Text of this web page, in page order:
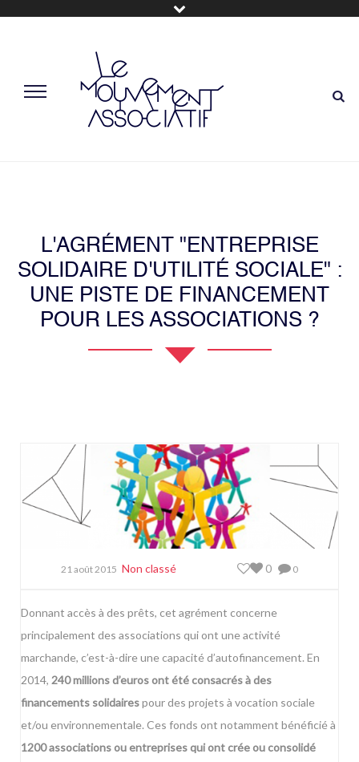
L'AGRÉMENT "ENTREPRISE
SOLIDAIRE D'UTILITÉ SOCIALE" :
UNE PISTE DE FINANCEMENT
POUR LES ASSOCIATIONS ?
21 août 2015 Non classé 0
0
Donnant accès à des prêts, cet agrément concerne
principalement des associations qui ont une activité
marchande, c’est-à-dire une capacité d’autofinancement. En
2014, 240 millions d’euros ont été consacrés à des
financements solidairespour des projets à vocation sociale
et/ou environnementale. Ces fonds ont notamment bénéficié à
1200 associations ou entreprises qui ont crée ou consolidé